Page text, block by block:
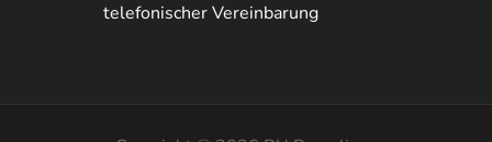
telefonischer Vereinbarung